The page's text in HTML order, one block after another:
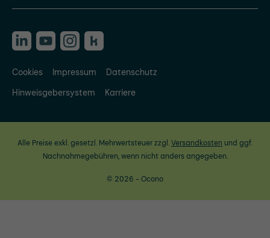
Cookies Impressum
Datenschutz
Hinweisgebersystem
Karriere
Alle Preise exkl. gesetzl. Mehrwertsteuer zzgl.Versandkosten und ggf.
Nachnahmegebühren, wenn nicht anders angegeben.
© 2026 - Ocono